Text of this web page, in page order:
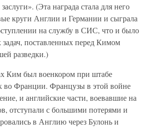
(Эта награда стала для него
круги Англии и Германии и сыграла
на службу в СИС, что и было
поставленных перед Кимом
разведки.)
Ким был военкором при штабе
во Франции. Французы в этой войне
и английские части, воевавшие на
отступали с большими потерями и
в Англию через Булонь и